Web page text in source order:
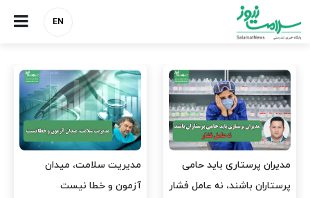
EN
وقت وزیر بهداشت باید صرف
افتتاح پروژه‌ها شود؟
واردات دارو و کالاهای اساسی
باید در اولویت تخصیص ارز